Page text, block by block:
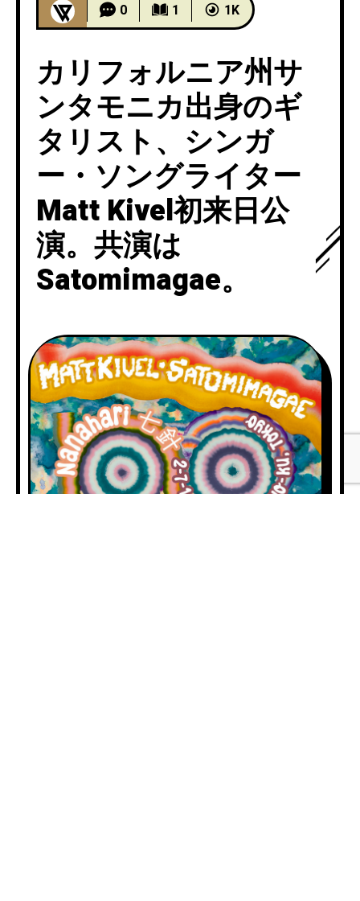
0 1 1K
カリフォルニア州サ
ンタモニカ出身のギ
タリスト、シンガ
ー・ソングライター
Matt Kivel初来日公
演。共演は
Satomimagae。